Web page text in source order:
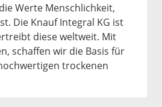
Werte Menschlichkeit,
Die Knauf Integral KG ist
diese weltweit. Mit
schaffen wir die Basis für
trockenen